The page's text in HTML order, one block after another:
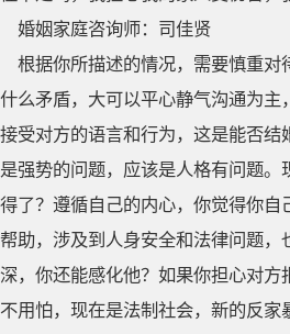
婚姻家庭咨询师：司佳贤
根据你所描述的情况，需要慎重
什么矛盾，大可以平心静气沟通为
接受对方的语言和行为，这是能否
是强势的问题，应该是人格有问题
得了？遵循自己的内心，你觉得你
帮助，涉及到人身安全和法律问题
深，你还能感化他？如果你担心对
不用怕，现在是法制社会，新的反